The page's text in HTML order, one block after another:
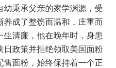
秉承父亲的家学渊源，受
养成了整饬而温和，庄重而
清廉，他在晚年时，身患
日政策并拒绝领取美国面粉
面粉，始终保持着一个正